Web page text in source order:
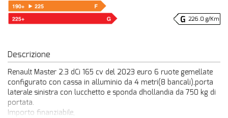
226.0 g/Km
Descrizione
Renault Master 2.3 dCi 165 cv del 2023 euro 6 ruote gemellate
configurato con cassa in alluminio da 4 metri(8 bancali),porta
laterale sinistra con lucchetto e sponda dhollandia da 750 kg di
portata.
Importo finanziabile,